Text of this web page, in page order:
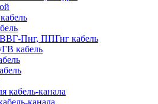
Пнг, ППГнг кабель
кабель
кабель-канала